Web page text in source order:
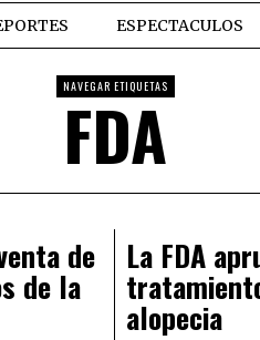
ESPECTACULOS
NAVEGAR ETIQUETAS
FDA
de
de la
La FDA
alopecia